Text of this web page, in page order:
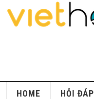
HOME HỎI ĐÁP